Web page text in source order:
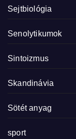
Sejtbiológia
Senolytikumok
Sintoizmus
Skandinávia
Sötét anyag
sport